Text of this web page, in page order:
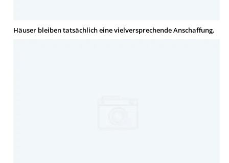
Häuser bleiben tatsächlich eine vielversprechende Anschaffung.